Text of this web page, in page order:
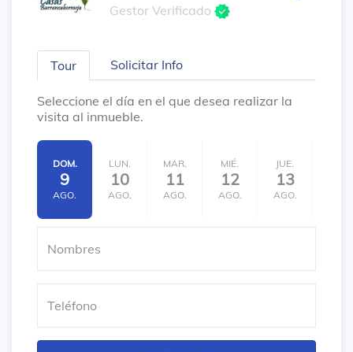
Gestor Verificado
Tour Solicitar Info
Seleccione el día en el que desea realizar la
visita al inmueble.
DOM.
9
AGO.
LUN.
10
AGO.
MAR.
11
AGO.
MIÉ.
12
AGO.
JUE.
13
AGO.